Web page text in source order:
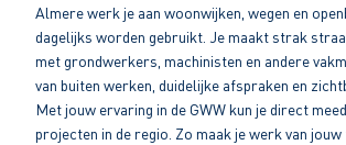
Almere werk je aan woonwijken, wegen en
dagelijks worden gebruikt. Je maakt strak
met grondwerkers, machinisten en andere
van buiten werken, duidelijke afspraken en
Met jouw ervaring in de GWW kun je direct
projecten in de regio. Zo maak je werk van